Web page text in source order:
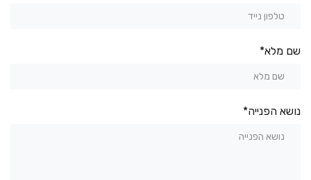
שם מלא*
נושא הפנייה*